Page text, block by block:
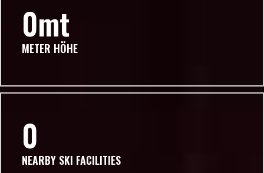
0
METER HÖHE
0
NEARBY SKI FACILITIES